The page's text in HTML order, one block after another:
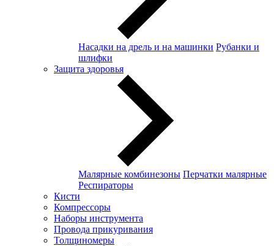
Насадки на дрель и на машинки Рубанки и
шлифки
Защита здоровья
Малярные комбинезоны Перчатки малярные
Респираторы
Кисти
Компрессоры
Наборы инструмента
Провода прикуривания
Толщиномеры